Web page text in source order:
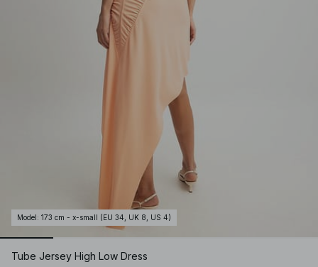
Model : 173 cm - x-small (EU 34, UK 8, US 4)
Tube Jersey High Low Dress